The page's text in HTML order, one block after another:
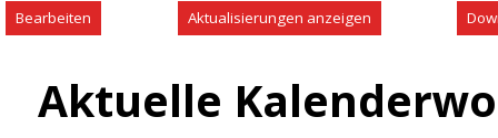
Aktuelle